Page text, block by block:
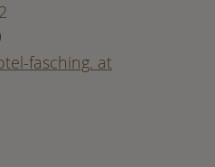
fasching. at